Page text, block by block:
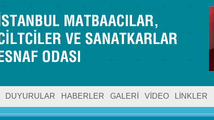
DUYURULAR HABERLER GALERİ VİDEO LİNKLER